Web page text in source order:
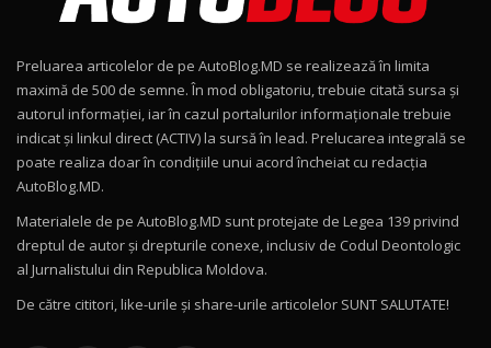
15:22
Mercedes-AMG E 53 HYBRID 4MATIC+ / Test
Drive AutoBlog.MD
16:27
11
Noul Volvo ES90 / Test Drive AutoBlog.MD
12
Noul MG HS / Test Drive AutoBlog.MD
16:48
Preluarea articolelor de pe AutoBlog.MD se realizează în limita
maximă de 500 de semne. În mod obligatoriu, trebuie citată sursa și
autorul informației, iar în cazul portalurilor informaționale trebuie
indicat și linkul direct (ACTIV) la sursă în lead. Prelucarea integrală se
poate realiza doar în condițiile unui acord încheiat cu redacţia
AutoBlog.MD.
Materialele de pe AutoBlog.MD sunt protejate de Legea 139 privind
dreptul de autor și drepturile conexe, inclusiv de Codul Deontologic
al Jurnalistului din Republica Moldova.
De către cititori, like-urile şi share-urile articolelor SUNT SALUTATE!